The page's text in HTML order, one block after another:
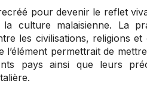
pour devenir le reflet
culture malaisienne. La
les civilisations, religions
l’élément permettrait de
pays ainsi que leurs